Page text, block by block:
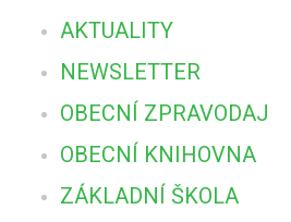
AKTUALITY
NEWSLETTER
OBECNÍ ZPRAVODAJ
OBECNÍ KNIHOVNA
ZÁKLADNÍ ŠKOLA